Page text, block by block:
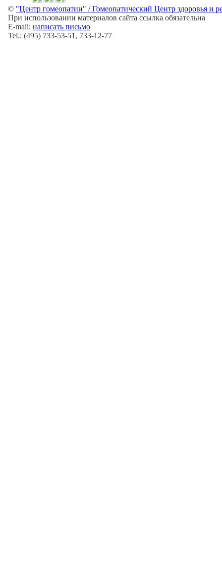
© "Центр гомеопатии" / Гомеопатический Центр здоровья и
При использовании материалов сайта ссылка обязательна
E-mail: написать письмо
Tel.: (495) 733-53-51, 733-12-77